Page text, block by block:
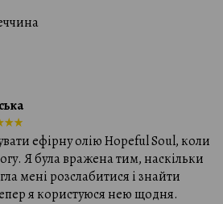
ефірну олію Hopeful Soul, коли
Я була вражена тим, наскільки
мені розслабитися і знайти
я користуюся нею щодня.